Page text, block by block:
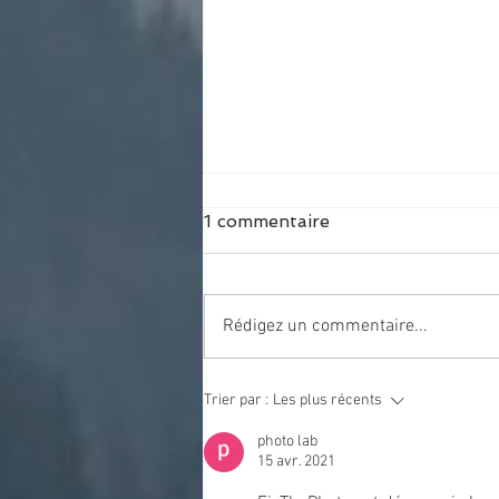
Nouveaux électros au
Chalet et rénovation de la
salle de douche
1 commentaire
Rédigez un commentaire...
Trier par : Les plus récents
photo lab
15 avr. 2021